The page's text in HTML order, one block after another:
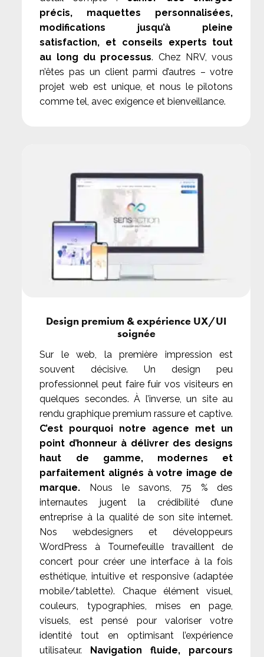
précis, maquettes personnalisées,
modifications jusqu’à pleine
satisfaction, et conseils experts tout
au long du processus. Chez NRV, vous
n’êtes pas un client parmi d’autres – votre
projet web est unique, et nous le pilotons
comme tel, avec exigence et bienveillance.
Design premium & expérience UX/UI
soignée
Sur le web, la première impression est
souvent décisive. Un design peu
professionnel peut faire fuir vos visiteurs en
quelques secondes. À l’inverse, un site au
rendu graphique premium rassure et captive.
C’est pourquoi notre agence met un
point d’honneur à délivrer des designs
haut de gamme, modernes et
parfaitement alignés à votre image de
marque. Nous le savons, 75 % des
internautes jugent la crédibilité d’une
entreprise à la qualité de son site internet.
Nos webdesigners et développeurs
WordPress à Tournefeuille travaillent de
concert pour créer une interface à la fois
esthétique, intuitive et responsive (adaptée
mobile/tablette). Chaque élément visuel,
couleurs, typographies, mises en page,
visuels, est pensé pour valoriser votre
identité tout en optimisant l’expérience
utilisateur. Navigation fluide, parcours